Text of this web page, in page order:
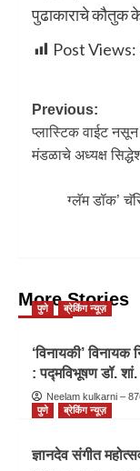
पुढाकाराचे
Post Views:
Previous:
प्लास्टिक वाईट
मंडळाचे अध्यक्ष
ग्लॅम डॉक’
More Stories
पुणे ब्रेकिंग न्यूज़
‘विनायकी’ विनायक
: पद्मविभूषण डॉ.
Neelam kulkarni –
पुणे
ब्रेकिंग न्यूज़
ज्ञानदेव संगीत